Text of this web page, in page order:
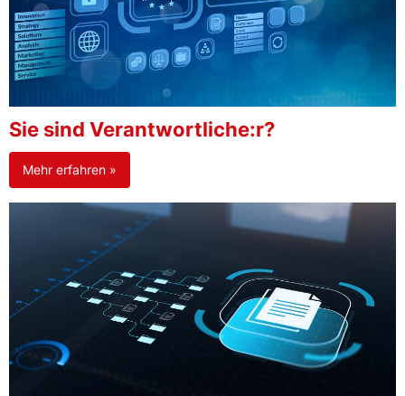
Sie sind Verantwortliche:r?
Mehr erfahren »